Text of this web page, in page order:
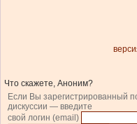
Что скажете, Аноним?
Если Вы зарегистрированный
дискуссии — введите
свой логин (email)